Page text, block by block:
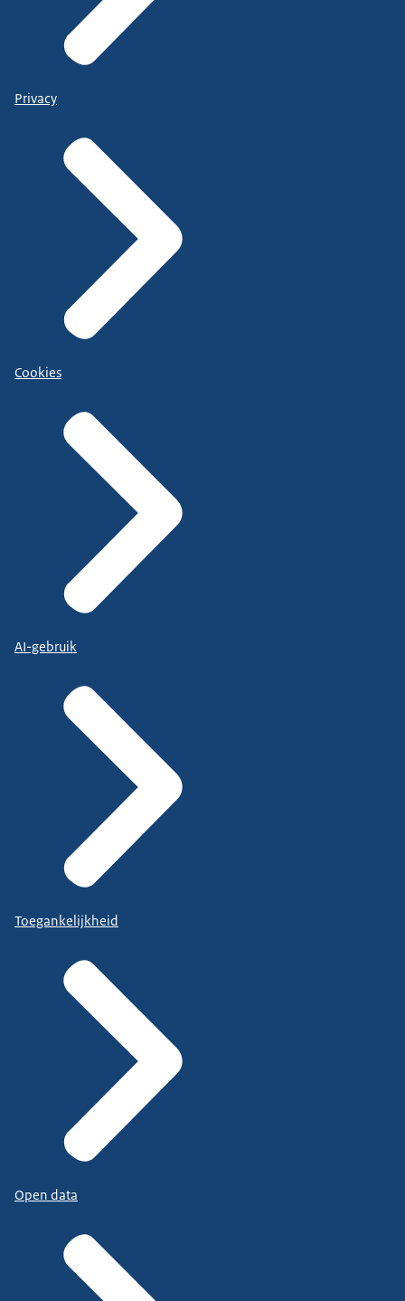
Privacy
Cookies
AI-gebruik
Toegankelijkheid
Open data